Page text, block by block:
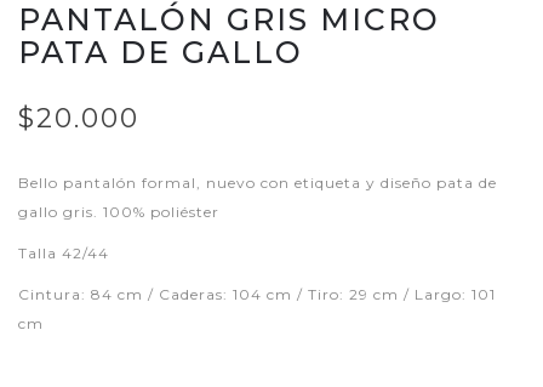
PANTALÓN GRIS MICRO
PATA DE GALLO
$20.000
Bello pantalón formal, nuevo con etiqueta y diseño pata de
gallo gris. 100% poliéster
Talla 42/44
Cintura: 84 cm / Caderas: 104 cm / Tiro: 29 cm / Largo: 101
cm